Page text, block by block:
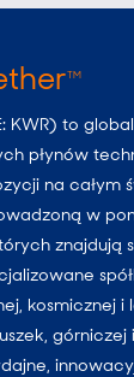
TM
KWR) to
płynów
na całym
w
znajdują
kosmicznej i
górniczej